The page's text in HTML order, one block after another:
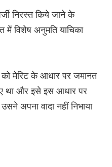
निरस्त किये जाने के
में विशेष अनुमति याचिका
को मेरिट के आधार पर जमानत
था और इसे इस आधार पर
अपना वादा नहीं निभाया